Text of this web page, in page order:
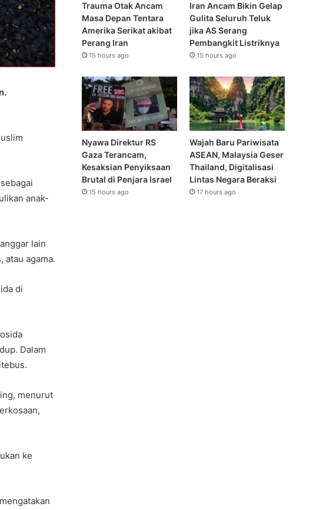
anak-
lain
atau agama.
di
Dalam
menurut
ke
Trauma Otak Ancam
Masa Depan Tentara
Amerika Serikat akibat
Perang Iran
15 hours ago
Iran Ancam Bikin Gelap
Gulita Seluruh Teluk
jika AS Serang
Pembangkit Listriknya
15 hours ago
Nyawa Direktur RS
Gaza Terancam,
Kesaksian Penyiksaan
Brutal di Penjara Israel
15 hours ago
Wajah Baru Pariwisata
ASEAN, Malaysia Geser
Thailand, Digitalisasi
Lintas Negara Beraksi
17 hours ago